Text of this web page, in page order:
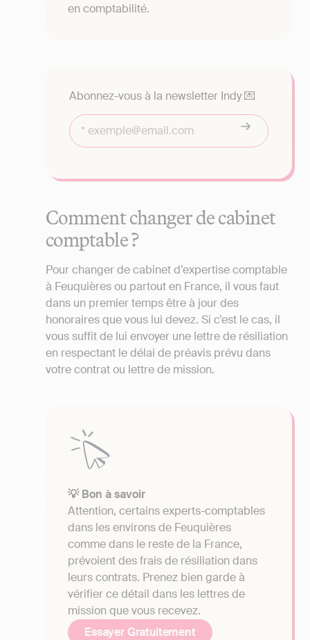
en comptabilité.
Abonnez-vous à la newsletter Indy 💌
Comment changer de cabinet
comptable ?
Pour changer de cabinet d’expertise comptable
à Feuquières ou partout en France, il vous faut
dans un premier temps être à jour des
honoraires que vous lui devez. Si c’est le cas, il
vous suffit de lui envoyer une lettre de résiliation
en respectant le délai de préavis prévu dans
votre contrat ou lettre de mission.
💡 Bon à savoir
Attention, certains experts-comptables
dans les environs de Feuquières
comme dans le reste de la France,
prévoient des frais de résiliation dans
leurs contrats. Prenez bien garde à
vérifier ce détail dans les lettres de
mission que vous recevez.
Essayer Gratuitement